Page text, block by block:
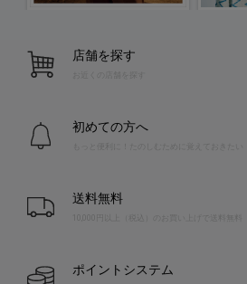
店舗を探す
お近くの店舗を探す
初めての方へ
送料無料
10,000円以上（税込）のお買い上げで送料無料
ポイントシステム